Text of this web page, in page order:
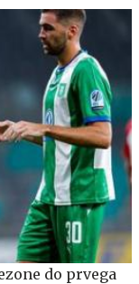
do prvega